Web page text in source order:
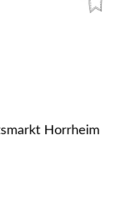
Horrheim